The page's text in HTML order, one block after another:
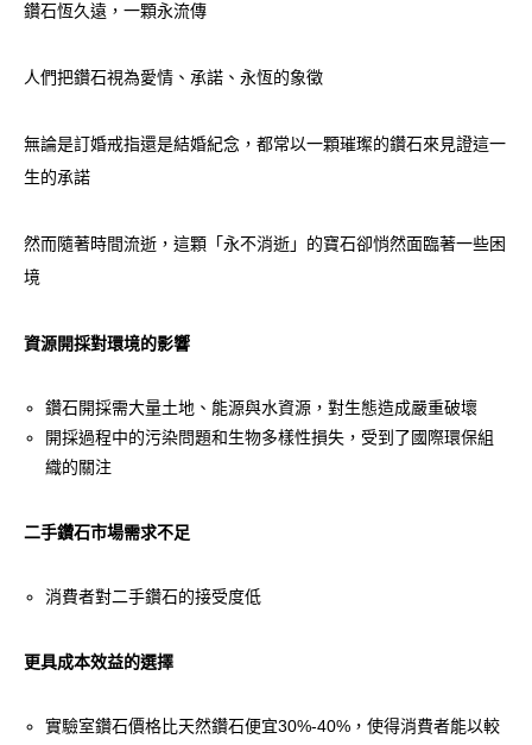
鑽石恆久遠，一顆永流傳
人們把鑽石視為愛情、承諾、永恆的象徵
無論是訂婚戒指還是結婚紀念，都常以一顆璀璨的鑽石來見證這一
生的承諾
然而隨著時間流逝，這顆「永不消逝」的寶石卻悄然面臨著一些困
境
資源開採對環境的影響
鑽石開採需大量土地、能源與水資源，對生態造成嚴重破壞
開採過程中的污染問題和生物多樣性損失，受到了國際環保組
織的關注
二手鑽石市場需求不足
消費者對二手鑽石的接受度低
更具成本效益的選擇
實驗室鑽石價格比天然鑽石便宜30%-40%，使得消費者能以較